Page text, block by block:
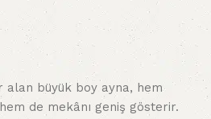
büyük boy ayna, hem
de mekânı geniş gösterir.